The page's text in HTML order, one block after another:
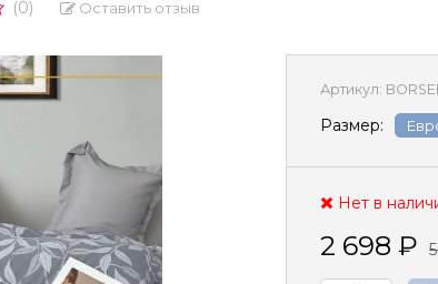
(0) Оставить отзыв
Артикул:
Размер:
Нет в
2 698₽